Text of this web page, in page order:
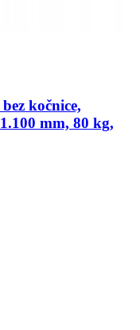
kočnice,
mm, 80 kg,